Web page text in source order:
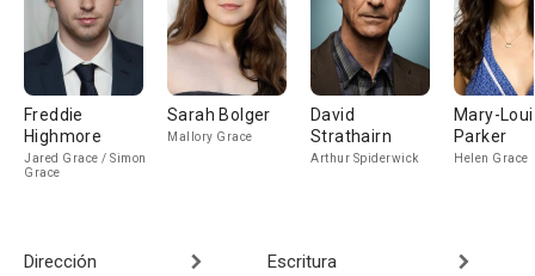
Freddie
Highmore
Jared Grace / Simon
Grace
Sarah Bolger
Mallory Grace
David
Strathairn
Arthur Spiderwick
Mary-
Parker
Helen Grace
Dirección
Escritura